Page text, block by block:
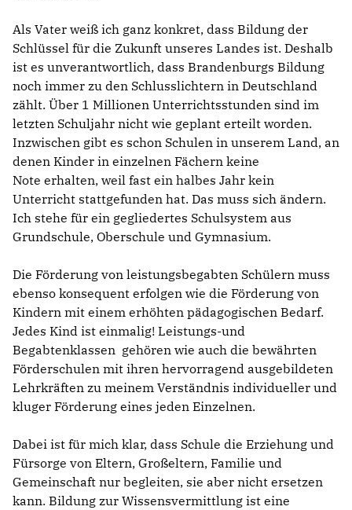
PRAKTIKUM
LINKS
Als Vater weiß ich ganz konkret, dass Bildung der
Schlüssel für die Zukunft unseres Landes ist. Deshalb
ist es unverantwortlich, dass Brandenburgs Bildung
noch immer zu den Schlusslichtern in Deutschland
zählt. Über 1 Millionen Unterrichtsstunden sind im
letzten Schuljahr nicht wie geplant erteilt worden.
Inzwischen gibt es schon Schulen in unserem Land, an
denen Kinder in einzelnen Fächern keine
Note erhalten, weil fast ein halbes Jahr kein
Unterricht stattgefunden hat. Das muss sich ändern.
Ich stehe für ein gegliedertes Schulsystem aus
Grundschule, Oberschule und Gymnasium.
Die Förderung von leistungsbegabten Schülern muss
ebenso konsequent erfolgen wie die Förderung von
Kindern mit einem erhöhten pädagogischen Bedarf.
Jedes Kind ist einmalig! Leistungs-und
Begabtenklassen gehören wie auch die bewährten
Förderschulen mit ihren hervorragend ausgebildeten
Lehrkräften zu meinem Verständnis individueller und
kluger Förderung eines jeden Einzelnen.
Dabei ist für mich klar, dass Schule die Erziehung und
Fürsorge von Eltern, Großeltern, Familie und
Gemeinschaft nur begleiten, sie aber nicht ersetzen
kann. Bildung zur Wissensvermittlung ist eine